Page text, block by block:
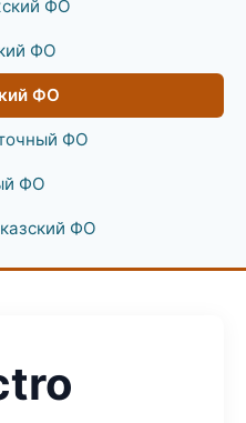
ФО
ФО
ФО
ФО
ФО
ФО